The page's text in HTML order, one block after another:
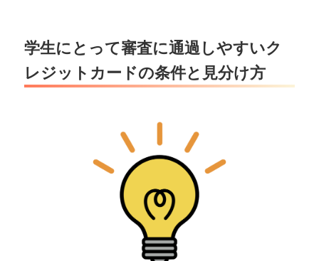
学生にとって審査に通過しやすいク
レジットカードの条件と見分け方